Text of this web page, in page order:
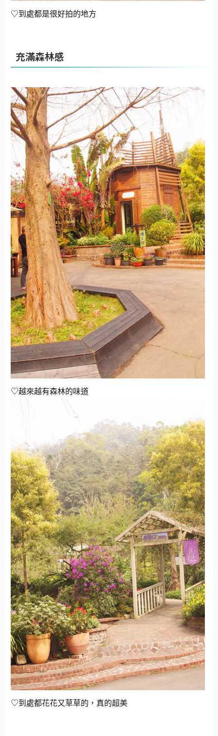
♡到處都是很好拍的地方
充滿森林感
♡越來越有森林的味道
♡到處都花花又草草的，真的超美